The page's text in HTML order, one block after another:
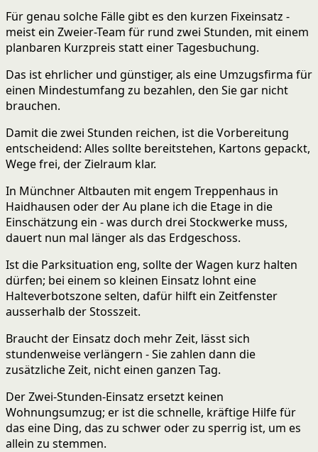
Für genau solche Fälle gibt es den kurzen Fixeinsatz -
meist ein Zweier-Team für rund zwei Stunden, mit einem
planbaren Kurzpreis statt einer Tagesbuchung.
Das ist ehrlicher und günstiger, als eine Umzugsfirma für
einen Mindestumfang zu bezahlen, den Sie gar nicht
brauchen.
Damit die zwei Stunden reichen, ist die Vorbereitung
entscheidend: Alles sollte bereitstehen, Kartons gepackt,
Wege frei, der Zielraum klar.
In Münchner Altbauten mit engem Treppenhaus in
Haidhausen oder der Au plane ich die Etage in die
Einschätzung ein - was durch drei Stockwerke muss,
dauert nun mal länger als das Erdgeschoss.
Ist die Parksituation eng, sollte der Wagen kurz halten
dürfen; bei einem so kleinen Einsatz lohnt eine
Halteverbotszone selten, dafür hilft ein Zeitfenster
ausserhalb der Stosszeit.
Braucht der Einsatz doch mehr Zeit, lässt sich
stundenweise verlängern - Sie zahlen dann die
zusätzliche Zeit, nicht einen ganzen Tag.
Der Zwei-Stunden-Einsatz ersetzt keinen
Wohnungsumzug; er ist die schnelle, kräftige Hilfe für
das eine Ding, das zu schwer oder zu sperrig ist, um es
allein zu stemmen.